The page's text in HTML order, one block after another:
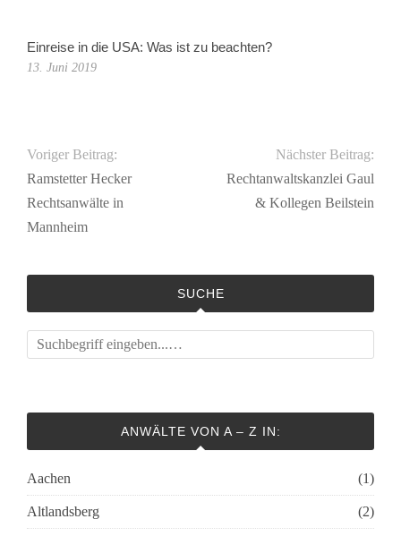
Einreise in die USA: Was ist zu beachten?
13. Juni 2019
Voriger Beitrag:
Ramstetter Hecker
Rechtsanwälte in
Mannheim
Nächster Beitrag:
Rechtanwaltskanzlei Gaul
& Kollegen Beilstein
SUCHE
ANWÄLTE VON A – Z IN:
Aachen (1)
Altlandsberg (2)